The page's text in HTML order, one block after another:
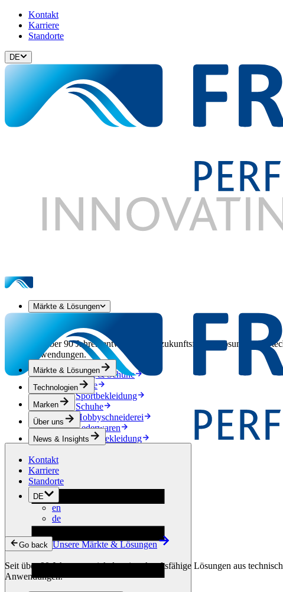
Kontakt
Karriere
Standorte
DE
Märkte & Lösungen
Seit über 90 Jahren entwickeln wir zukunftsfähige Lösungen aus
Anwendungen.
Bekleidung & Schuhe
Mode
Sportbekleidung
Schuhe
Hobbyschneiderei
Lederwaren
Berufsbekleidung
Bodenbeläge
Akustik
Verstärkung
Kondensationskontrolle
Energie
Elektrische Isolierung
Kabel
Märkte & Lösungen
Technologien
Marken
Über uns
News & Insights
Kontakt
Karriere
Standorte
DE
en
de
Go back Unsere Märkte & Lösungen
Seit über 90 Jahren entwickeln wir zukunftsfähige Lösungen aus
Anwendungen.